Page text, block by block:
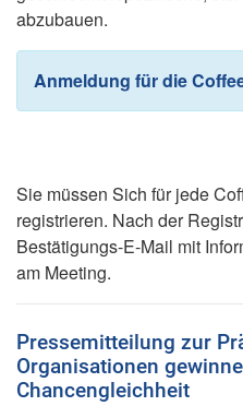
abzubauen.
Anmeldung für die
Sie müssen Sich für jede
registrieren. Nach der
Bestätigungs-E-Mail mit
am Meeting.
Pressemitteilung zur
Organisationen
Chancengleichheit